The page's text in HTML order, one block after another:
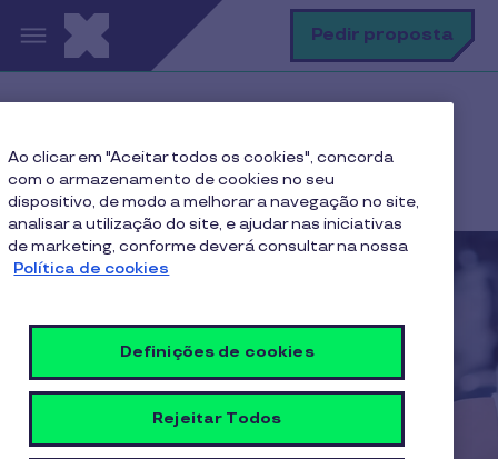
Passar para o conteúdo principalPedir proposta
Sodexo reembolsou 420 mil euros de IVAucher e viu
faturação crescer 5%
Ao clicar em "Aceitar todos os cookies", concorda
com o armazenamento de cookies no seu
dispositivo, de modo a melhorar a navegação no site,
analisar a utilização do site, e ajudar nas iniciativas
de marketing, conforme deverá consultar na nossa
Política de cookies
Definições de cookies
Rejeitar Todos